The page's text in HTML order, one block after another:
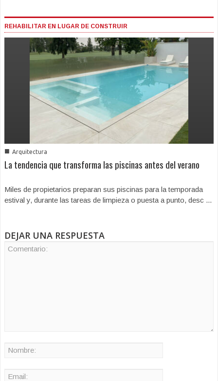
REHABILITAR EN LUGAR DE CONSTRUIR
■ Arquitectura
La tendencia que transforma las piscinas antes del verano
Miles de propietarios preparan sus piscinas para la temporada
estival y, durante las tareas de limpieza o puesta a punto, desc ...
DEJAR UNA RESPUESTA